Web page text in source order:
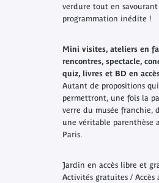
verdure tout en
programmation inédite !
Mini visites, ateliers en
rencontres, spectacle,
quiz, livres et BD en
Autant de propositions
permettront, une fois la
verre du musée franchie,
une véritable parenthèse
Paris.
Jardin en accès libre et
Activités gratuites / Accès